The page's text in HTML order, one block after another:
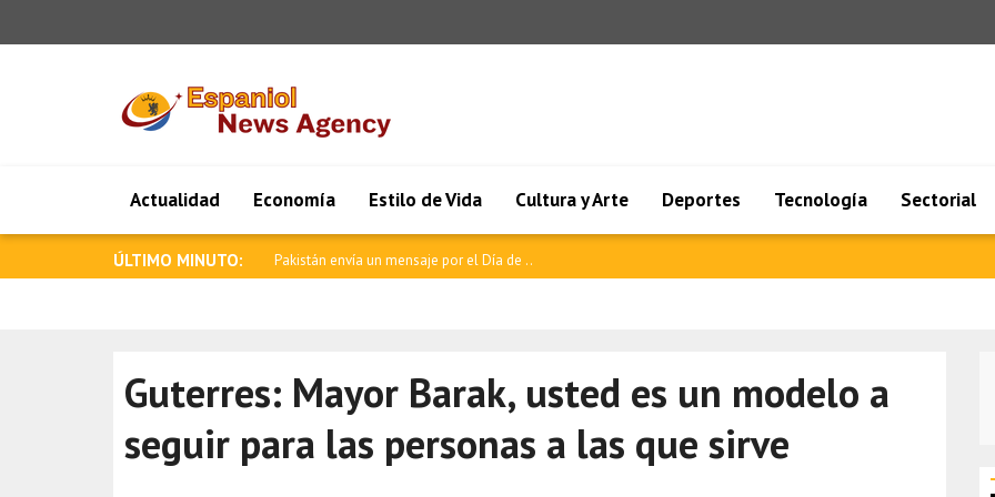
Actualidad Economía Estilo de Vida Cultura y Arte Deportes Tecnología Sectorial
ÚLTIMO MINUTO: Tendencia negativa en los mercados de cr..
Guterres: Mayor Barak, usted es un modelo a
seguir para las personas a las que sirve